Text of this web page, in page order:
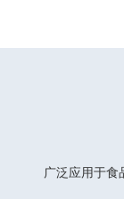
广泛应用于食